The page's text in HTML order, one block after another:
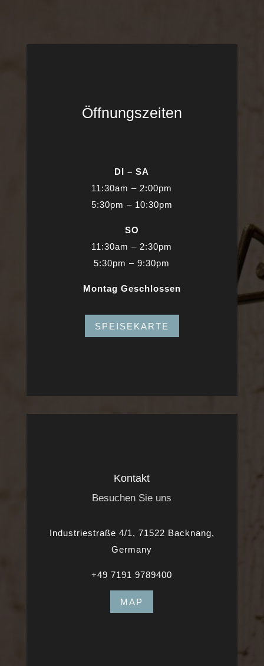
Öffnungszeiten
DI – SA
11:30am – 2:00pm
5:30pm – 10:30pm
SO
11:30am – 2:30pm
5:30pm – 9:30pm
Montag Geschlossen
SPEISEKARTE
Kontakt
Besuchen Sie uns
Industriestraße 4/1, 71522 Backnang,
Germany
+49 7191 9789400
MAP